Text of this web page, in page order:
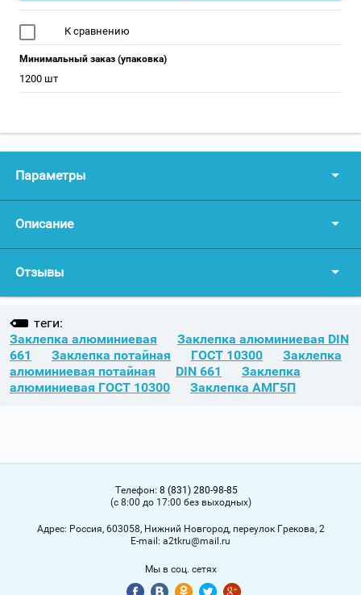
К сравнению
Минимальный заказ (упаковка)
1200 шт
Параметры
Описание
Отзывы
теги:
Заклепка алюминиевая
Заклепка алюминиевая DIN
661
Заклепка потайная ГОСТ 10300
Заклепка
алюминиевая потайная
DIN 661
Заклепка
алюминиевая ГОСТ 10300
Заклепка АМГ5П
Телефон: 8 (831) 280-98-85
(с 8:00 до 17:00 без выходных)
Адрес: Россия, 603058, Нижний Новгород, переулок Грекова, 2
Е-mail: a2tkru@mail.ru
Мы в соц. сетях